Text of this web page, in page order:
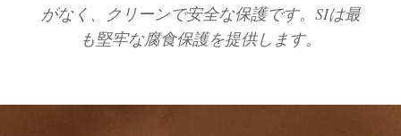
がなく、クリーンで安全な保護です。SIは最
も堅牢な腐食保護を提供します。